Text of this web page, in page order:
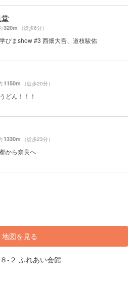
320m （徒歩6分）
びまshow #3 西畑大吾、道枝駿佑
1150m （徒歩20分）
どん！！！
1330m （徒歩23分）
から奈良へ
地図を見る
-２ ふれあい会館